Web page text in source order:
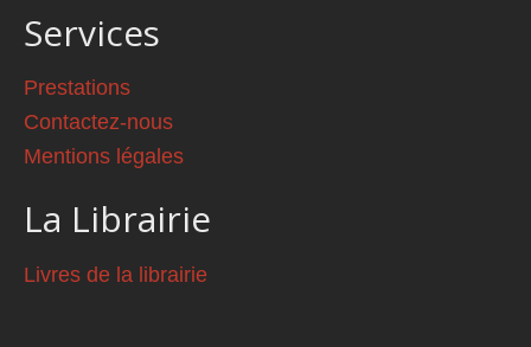
Services
Prestations
Contactez-nous
Mentions légales
La Librairie
Livres de la librairie